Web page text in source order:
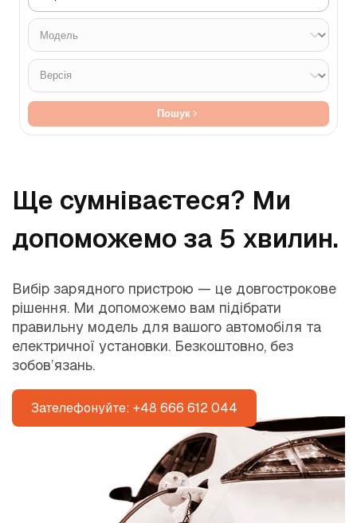
Пошук
Ще сумніваєтеся? Ми
допоможемо за 5 хвилин.
Вибір зарядного пристрою — це довгострокове
рішення. Ми допоможемо вам підібрати
правильну модель для вашого автомобіля та
електричної установки. Безкоштовно, без
зобов’язань.
Зателефонуйте: +48 666 612 044